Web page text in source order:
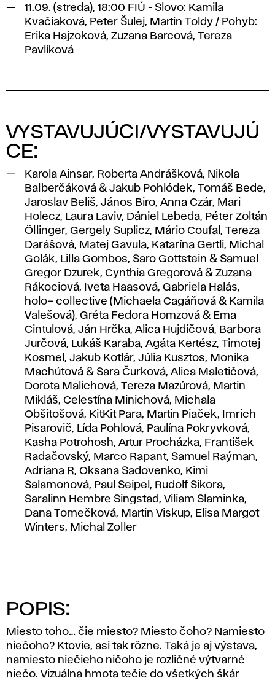
11.09. (streda), 18:00 FIÚ - Slovo: Kamila
Kvačiaková, Peter Šulej, Martin Toldy / Pohyb:
Erika Hajzoková, Zuzana Barcová, Tereza
Pavlíková
VYSTAVUJÚCI/VYSTAVUJÚ
CE:
Karola Ainsar, Roberta Andrášková, Nikola
Balberčáková & Jakub Pohlódek, Tomáš Bede,
Jaroslav Beliš, János Biro, Anna Czár, Mari
Holecz, Laura Laviv, Dániel Lebeda, Péter Zoltán
Öllinger, Gergely Suplicz, Mário Coufal, Tereza
Darášová, Matej Gavula, Katarína Gertli, Michal
Golák, Lilla Gombos, Saro Gottstein & Samuel
Gregor Dzurek, Cynthia Gregorová & Zuzana
Rákociová, Iveta Haasová, Gabriela Halás,
holo– collective (Michaela Cagáňová & Kamila
Valešová), Gréta Fedora Homzová & Ema
Cintulová, Ján Hrčka, Alica Hujdičová, Barbora
Jurčová, Lukáš Karaba, Agáta Kertész, Timotej
Kosmel, Jakub Kotlár, Júlia Kusztos, Monika
Machútová & Sara Čurková, Alica Maletičová,
Dorota Malichová, Tereza Mazúrová, Martin
Mikláš, Celestína Minichová, Michala
Obšitošová, KitKit Para, Martin Piaček, Imrich
Pisarovič, Lída Pohlová, Paulína Pokryvková,
Kasha Potrohosh, Artur Procházka, František
Radačovský, Marco Rapant, Samuel Raýman,
Adriana R, Oksana Sadovenko, Kimi
Salamonová, Paul Seipel, Rudolf Sikora,
Saralinn Hembre Singstad, Viliam Slaminka,
Dana Tomečková, Martin Viskup, Elisa Margot
Winters, Michal Zoller
POPIS:
Miesto toho… čie miesto? Miesto čoho? Namiesto
niečoho? Ktovie, asi tak rôzne. Taká je aj výstava,
namiesto niečieho ničoho je rozličné výtvarné
niečo. Vizuálna hmota tečie do všetkých škár